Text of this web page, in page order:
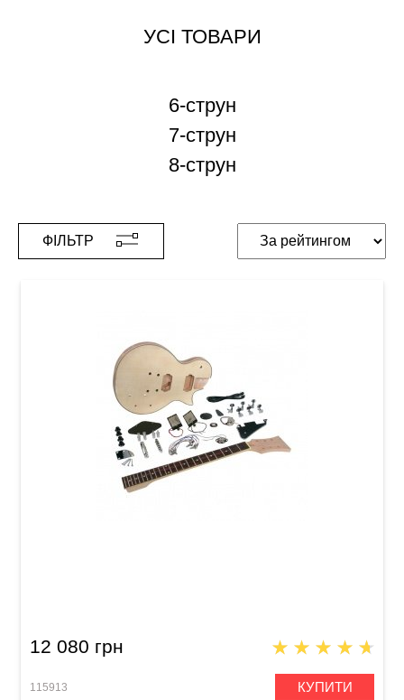
УСІ ТОВАРИ
6-струн
7-струн
8-струн
ФІЛЬТР
12 080 грн
115913 КУПИТИ